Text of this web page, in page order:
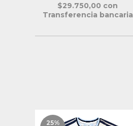
$29.750,00 con
Transferencia bancaria
25%